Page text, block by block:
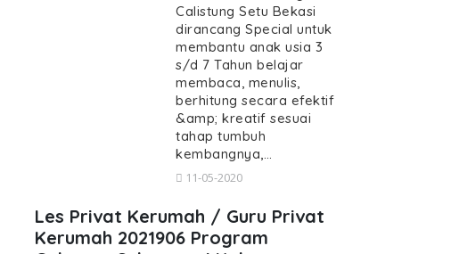
Calistung Setu Bekasi
dirancang Special untuk
membantu anak usia 3
s/d 7 Tahun belajar
membaca, menulis,
berhitung secara efektif
&amp; kreatif sesuai
tahap tumbuh
kembangnya,…
11-05-2020
Les Privat Kerumah / Guru Privat
Kerumah 2021906 Program